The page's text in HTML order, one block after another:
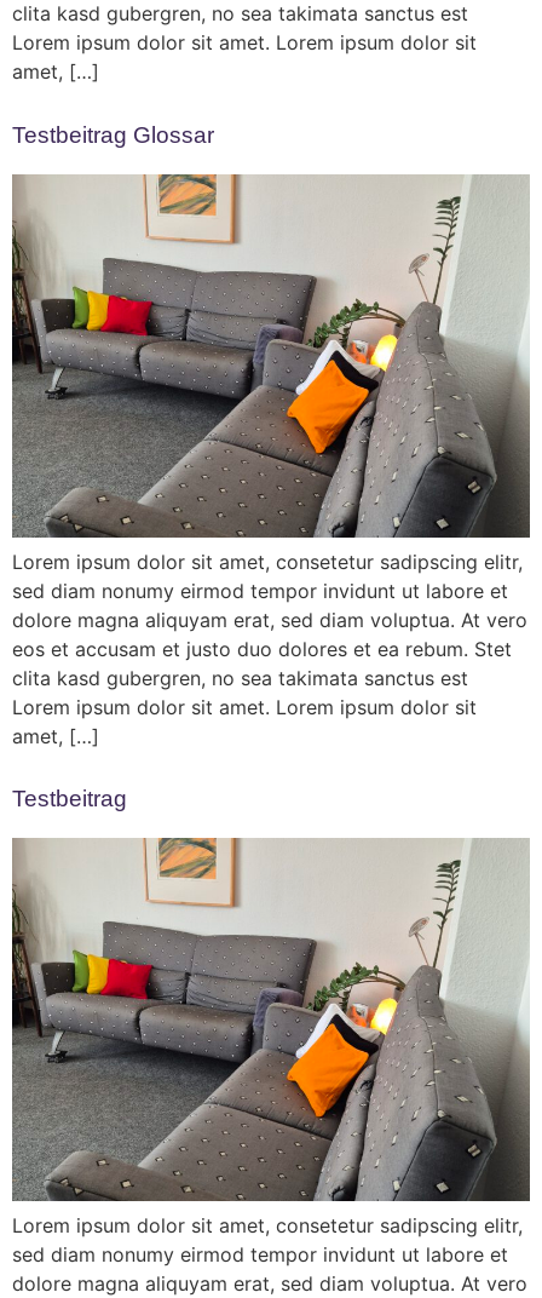
clita kasd gubergren, no sea takimata sanctus est
Lorem ipsum dolor sit amet. Lorem ipsum dolor sit
amet, […]
Testbeitrag Glossar
Lorem ipsum dolor sit amet, consetetur sadipscing elitr,
sed diam nonumy eirmod tempor invidunt ut labore et
dolore magna aliquyam erat, sed diam voluptua. At vero
eos et accusam et justo duo dolores et ea rebum. Stet
clita kasd gubergren, no sea takimata sanctus est
Lorem ipsum dolor sit amet. Lorem ipsum dolor sit
amet, […]
Testbeitrag
Lorem ipsum dolor sit amet, consetetur sadipscing elitr,
sed diam nonumy eirmod tempor invidunt ut labore et
dolore magna aliquyam erat, sed diam voluptua. At vero